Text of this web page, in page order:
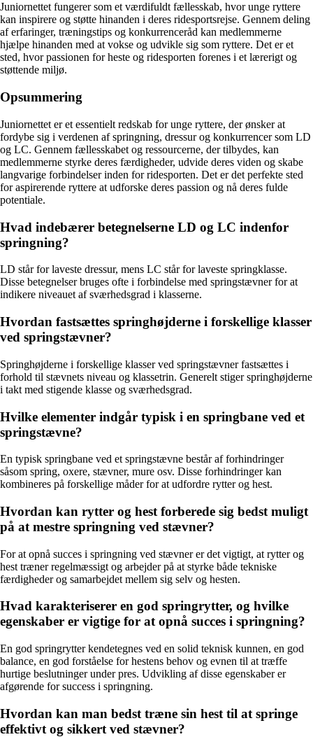
Juniornettet fungerer som et værdifuldt fællesskab, hvor unge ryttere
kan inspirere og støtte hinanden i deres ridesportsrejse. Gennem deling
af erfaringer, træningstips og konkurrenceråd kan medlemmerne
hjælpe hinanden med at vokse og udvikle sig som ryttere. Det er et
sted, hvor passionen for heste og ridesporten forenes i et lærerigt og
støttende miljø.
Opsummering
Juniornettet er et essentielt redskab for unge ryttere, der ønsker at
fordybe sig i verdenen af springning, dressur og konkurrencer som LD
og LC. Gennem fællesskabet og ressourcerne, der tilbydes, kan
medlemmerne styrke deres færdigheder, udvide deres viden og skabe
langvarige forbindelser inden for ridesporten. Det er det perfekte sted
for aspirerende ryttere at udforske deres passion og nå deres fulde
potentiale.
Hvad indebærer betegnelserne LD og LC indenfor
springning?
LD står for laveste dressur, mens LC står for laveste springklasse.
Disse betegnelser bruges ofte i forbindelse med springstævner for at
indikere niveauet af sværhedsgrad i klasserne.
Hvordan fastsættes springhøjderne i forskellige klasser
ved springstævner?
Springhøjderne i forskellige klasser ved springstævner fastsættes i
forhold til stævnets niveau og klassetrin. Generelt stiger springhøjderne
i takt med stigende klasse og sværhedsgrad.
Hvilke elementer indgår typisk i en springbane ved et
springstævne?
En typisk springbane ved et springstævne består af forhindringer
såsom spring, oxere, stævner, mure osv. Disse forhindringer kan
kombineres på forskellige måder for at udfordre rytter og hest.
Hvordan kan rytter og hest forberede sig bedst muligt
på at mestre springning ved stævner?
For at opnå succes i springning ved stævner er det vigtigt, at rytter og
hest træner regelmæssigt og arbejder på at styrke både tekniske
færdigheder og samarbejdet mellem sig selv og hesten.
Hvad karakteriserer en god springrytter, og hvilke
egenskaber er vigtige for at opnå succes i springning?
En god springrytter kendetegnes ved en solid teknisk kunnen, en god
balance, en god forståelse for hestens behov og evnen til at træffe
hurtige beslutninger under pres. Udvikling af disse egenskaber er
afgørende for success i springning.
Hvordan kan man bedst træne sin hest til at springe
effektivt og sikkert ved stævner?